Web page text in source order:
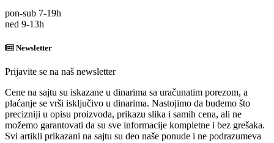
pon-sub 7-19h
ned 9-13h
Newsletter
Prijavite se na naš newsletter
Cene na sajtu su iskazane u dinarima sa uračunatim porezom, a
plaćanje se vrši isključivo u dinarima. Nastojimo da budemo što
precizniji u opisu proizvoda, prikazu slika i samih cena, ali ne
možemo garantovati da su sve informacije kompletne i bez grešaka.
Svi artikli prikazani na sajtu su deo naše ponude i ne podrazumeva